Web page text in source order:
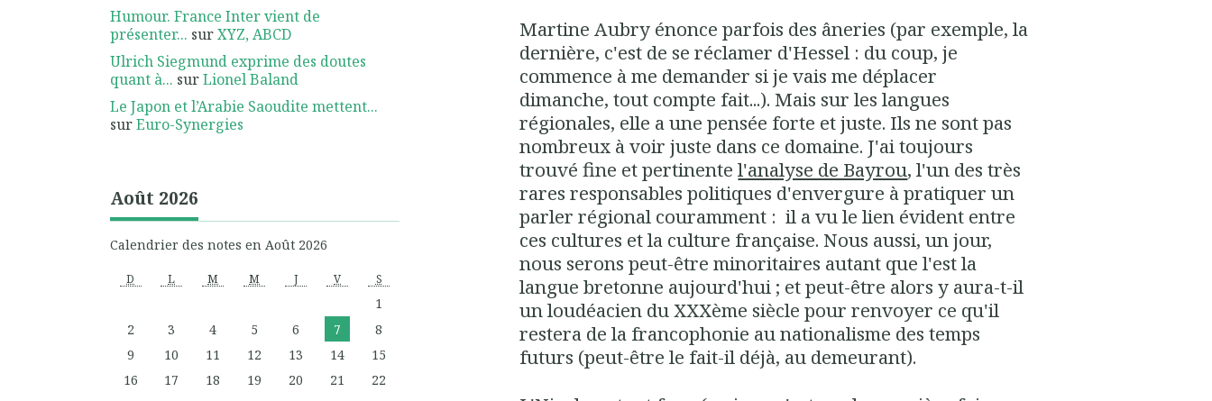
Humour. France Inter vient de
présenter... surXYZ, ABCD
Ulrich Siegmund exprime des doutes
quant à... surLionel Baland
Le Japon et l’Arabie Saoudite mettent...
surEuro-Synergies
Août 2026
Calendrier des notes en Août 2026
D L M M J V S
1
2
3 4 5 6 7
8
9
10 11 12 13 14
15
16
17 18 19 20 21
22
Martine Aubry énonce parfois des âneries (par exemple, la
dernière, c'est de se réclamer d'Hessel : du coup, je
commence à me demander si je vais me déplacer
dimanche, tout compte fait...). Mais sur les langues
régionales, elle a une pensée forte et juste. Ils ne sont pas
nombreux à voir juste dans ce domaine. J'ai toujours
trouvé fine et pertinentel'analyse de Bayrou, l'un des très
rares responsables politiques d'envergure à pratiquer un
parler régional couramment : il a vu le lien évident entre
ces cultures et la culture française. Nous aussi, un jour,
nous serons peut-être minoritaires autant que l'est la
langue bretonne aujourd'hui ; et peut-être alors y aura-t-il
un loudéacien du XXXème siècle pour renvoyer ce qu'il
restera de la francophonie au nationalisme des temps
futurs (peut-être le fait-il déjà, au demeurant).